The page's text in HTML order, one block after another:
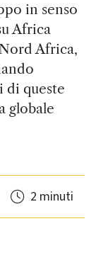
in senso
Africa
Africa,
di queste
globale
2 minuti